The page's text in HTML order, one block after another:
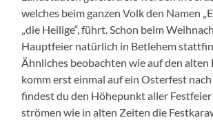
welches beim ganzen Volk den Namen
„die Heilige“, führt. Schon beim
Hauptfeier natürlich in Betlehem
Ähnliches beobachten wie auf den alten
komm erst einmal auf ein Osterfest
findest du den Höhepunkt aller Festfeier
strömen wie in alten Zeiten die